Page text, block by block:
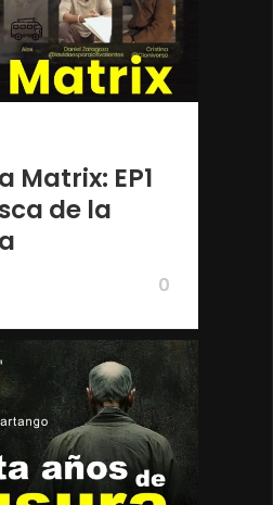
Matrix: EP1
de la
0